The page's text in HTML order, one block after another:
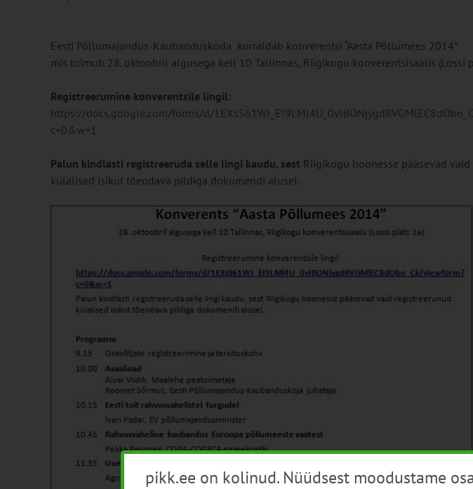
Eesti Põllumajandus-Kaubanduskoda korraldab konverentsi “Aasta Põllumees 2014”
mis toimub 28. oktoobril algusega kell 10 Tallinnas, Riigikogu konverentsisaalis (Lossi
Registreerumine konverentsile lingil:
https://docs.google.com/forms/d/
c=0&w=1
Palun kindlasti registreeruda selle lingi kaudu, sest Riigikogu hoonesse pääsevad
külalised isikut tõendava pildiga dokumendi alusel.
pikk.ee on kolinud. Nüüdsest moodustame